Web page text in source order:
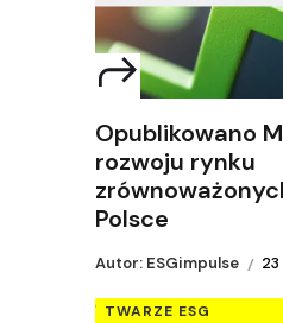
Opublikowano
rozwoju rynku
Polsce
Autor: ESGimpulse
TWARZE ESG